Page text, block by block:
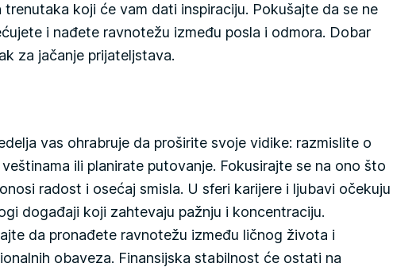
trenutaka koji će vam dati inspiraciju. Pokušajte da se ne
i nađete ravnotežu između posla i odmora. Dobar
za jačanje prijateljstava.
vas ohrabruje da proširite svoje vidike: razmislite o
ili planirate putovanje. Fokusirajte se na ono što
radost i osećaj smisla. U sferi karijere i ljubavi očekuju
događaji koji zahtevaju pažnju i koncentraciju.
da pronađete ravnotežu između ličnog života i
obaveza. Finansijska stabilnost će ostati na